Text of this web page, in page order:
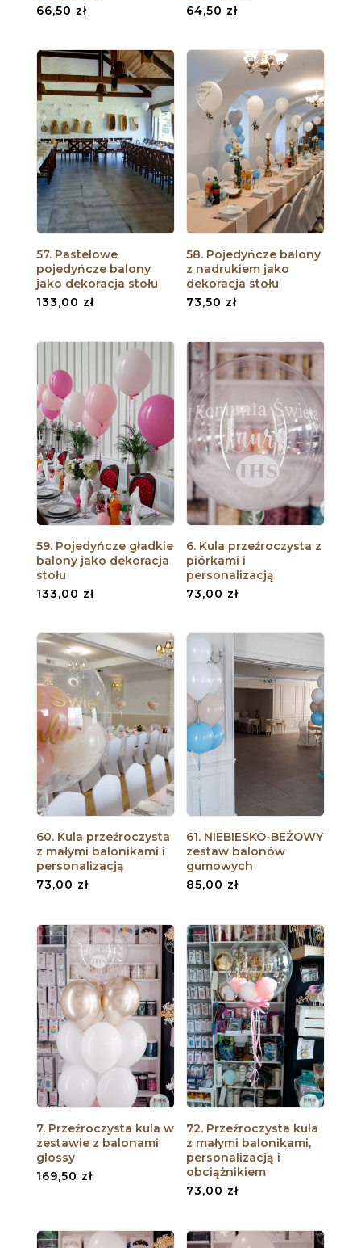
66,50 zł
64,50 zł
57. Pastelowe
pojedyńcze balony
jako dekoracja stołu
133,00 zł
58. Pojedyńcze balony
z nadrukiem jako
dekoracja stołu
73,50 zł
59. Pojedyńcze gładkie
balony jako dekoracja
stołu
133,00 zł
6. Kula przeźroczysta z
piórkami i
personalizacją
73,00 zł
60. Kula przeźroczysta
z małymi balonikami i
personalizacją
73,00 zł
61. NIEBIESKO-BEŻOWY
zestaw balonów
gumowych
85,00 zł
7. Przeźroczysta kula w
zestawie z balonami
glossy
169,50 zł
72. Przeźroczysta kula
z małymi balonikami,
personalizacją i
obciążnikiem
73,00 zł